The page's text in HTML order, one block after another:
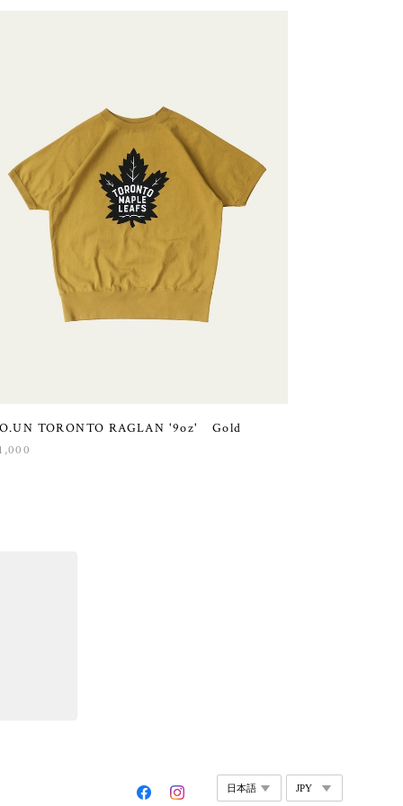
TORONTO RAGLAN '9oz' Gold